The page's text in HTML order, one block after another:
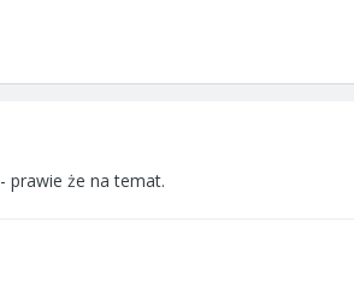
- prawie że na temat.